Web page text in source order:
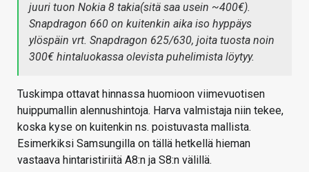
juuri tuon Nokia 8 takia(sitä saa usein ~400€).
Snapdragon 660 on kuitenkin aika iso hyppäys
ylöspäin vrt. Snapdragon 625/630, joita tuosta noin
300€ hintaluokassa olevista puhelimista löytyy.
Tuskimpa ottavat hinnassa huomioon viimevuotisen
huippumallin alennushintoja. Harva valmistaja niin tekee,
koska kyse on kuitenkin ns. poistuvasta mallista.
Esimerkiksi Samsungilla on tällä hetkellä hieman
vastaava hintaristiriitä A8:n ja S8:n välillä.